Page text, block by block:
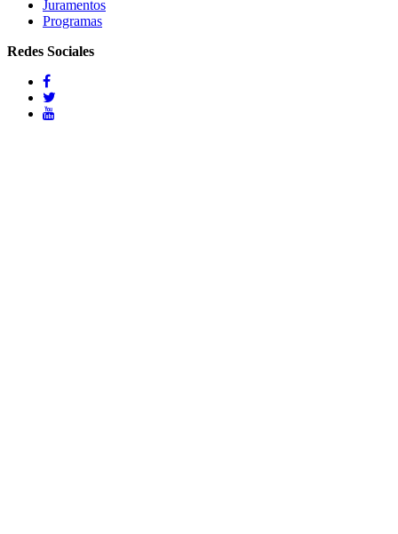
Juramentos
Programas
Redes Sociales